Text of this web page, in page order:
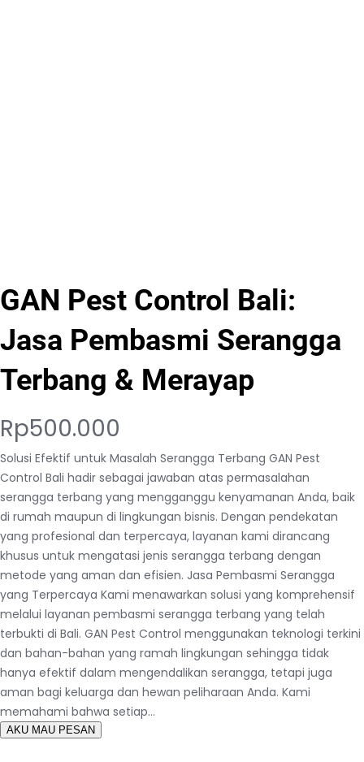
GAN Pest Control Bali:
Jasa Pembasmi Serangga
Terbang & Merayap
Rp500.000
Solusi Efektif untuk Masalah Serangga Terbang GAN Pest
Control Bali hadir sebagai jawaban atas permasalahan
serangga terbang yang mengganggu kenyamanan Anda, baik
di rumah maupun di lingkungan bisnis. Dengan pendekatan
yang profesional dan terpercaya, layanan kami dirancang
khusus untuk mengatasi jenis serangga terbang dengan
metode yang aman dan efisien. Jasa Pembasmi Serangga
yang Terpercaya Kami menawarkan solusi yang komprehensif
melalui layanan pembasmi serangga terbang yang telah
terbukti di Bali. GAN Pest Control menggunakan teknologi terkini
dan bahan-bahan yang ramah lingkungan sehingga tidak
hanya efektif dalam mengendalikan serangga, tetapi juga
aman bagi keluarga dan hewan peliharaan Anda. Kami
memahami bahwa setiap…
AKU MAU PESAN